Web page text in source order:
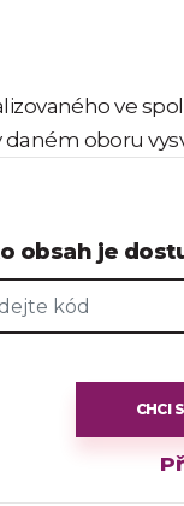
ve
oboru
Helas
obsah je
CHCI